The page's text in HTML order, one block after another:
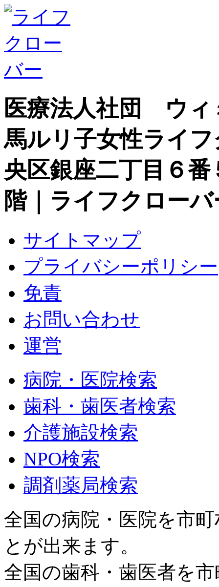
医療法人社団 ウ
馬ルリ子女性ライ
央区銀座二丁目６
階｜ライフクロー
サイトマップ
プライバシーポリシー
免責
お問い合わせ
運営
病院・医院検索
歯科・歯医者検索
介護施設検索
NPO検索
調剤薬局検索
全国の病院・医院を市
とが出来ます。
全国の歯科・歯医者を